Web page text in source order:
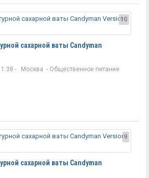
10
сахарной ваты Candyman
- Москва - Общественное питание
9
сахарной ваты Candyman